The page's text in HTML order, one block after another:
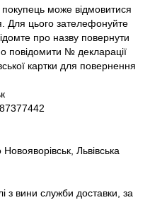
покупець може відмовитися
Для цього зателефонуйте
про назву повернути
повідомити № декларації
картки для повернення
Львівська
з вини служби доставки, за